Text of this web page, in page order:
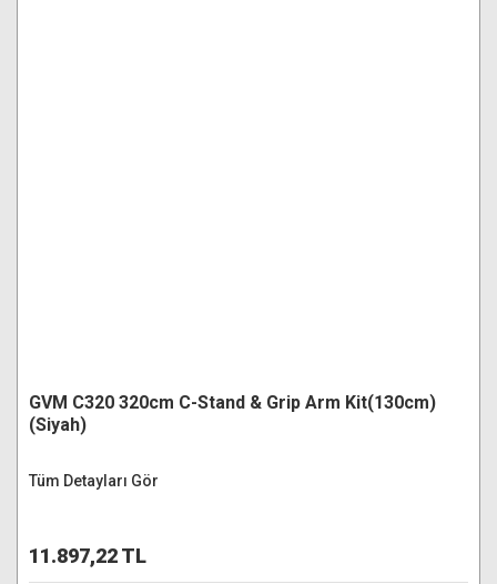
GVM C320 320cm C-Stand & Grip Arm Kit(130cm)
(Siyah)
Tüm Detayları Gör
11.897,22 TL